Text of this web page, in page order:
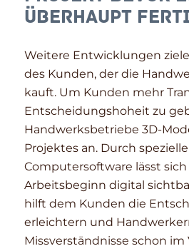
überhaupt
Weitere Entwicklungen
des Kunden, der die
kauft. Um Kunden mehr
Entscheidungshoheit zu
Handwerksbetriebe 3D-
Projektes an. Durch spezielle
Computersoftware lässt
Arbeitsbeginn digital
hilft dem Kunden die
erleichtern und
Missverständnisse schon im